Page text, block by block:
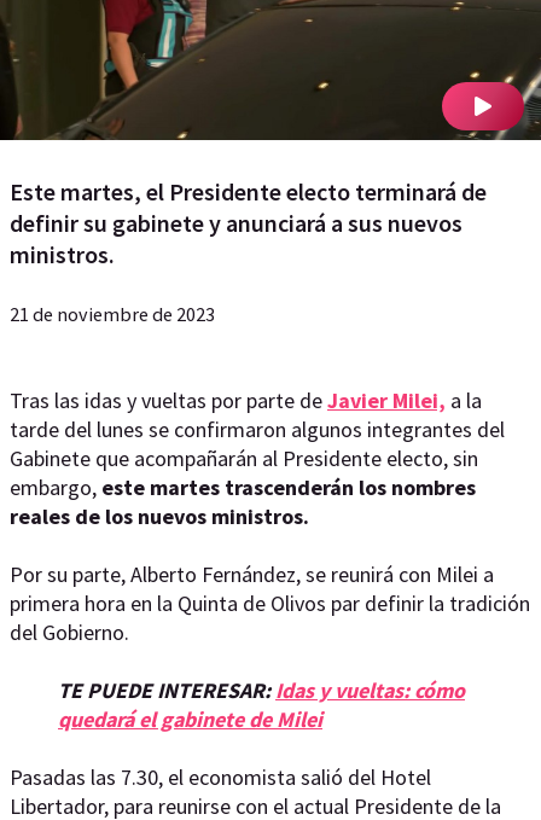
Este martes, el Presidente electo terminará de
definir su gabinete y anunciará a sus nuevos
ministros.
21 de noviembre de 2023
Tras las idas y vueltas por parte deJavier Milei, a la
tarde del lunes se confirmaron algunos integrantes del
Gabinete que acompañarán al Presidente electo, sin
embargo, este martes trascenderán los nombres
reales de los nuevos ministros.
Por su parte, Alberto Fernández, se reunirá con Milei a
primera hora en la Quinta de Olivos par definir la tradición
del Gobierno.
TE PUEDE INTERESAR:Idas y vueltas: cómo
quedará el gabinete de Milei
Pasadas las 7.30, el economista salió del Hotel
Libertador, para reunirse con el actual Presidente de la